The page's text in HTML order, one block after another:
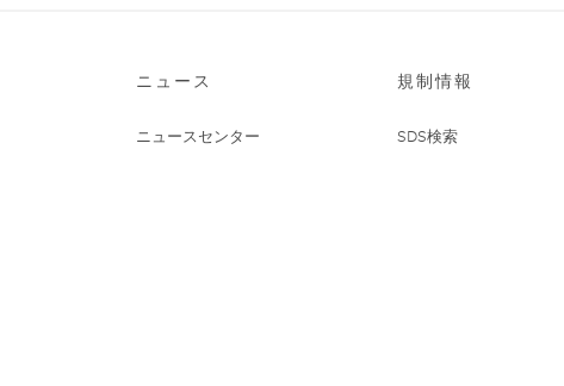
ニュース
ニュースセンター
規制情報
SDS検索